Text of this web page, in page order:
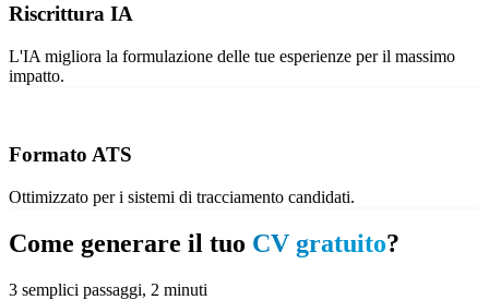
Riscrittura IA
L'IA migliora la formulazione delle tue esperienze per il massimo
impatto.
Formato ATS
Ottimizzato per i sistemi di tracciamento candidati.
Come generare il tuo CV gratuito?
3 semplici passaggi, 2 minuti